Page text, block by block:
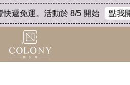
遞免運。活動於 8/5 開始 點我